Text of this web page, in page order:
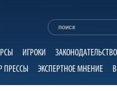
ИГРОКИ ЗАКОНОДАТЕЛЬСТВО
ПРЕССЫ ЭКСПЕРТНОЕ МНЕНИЕ